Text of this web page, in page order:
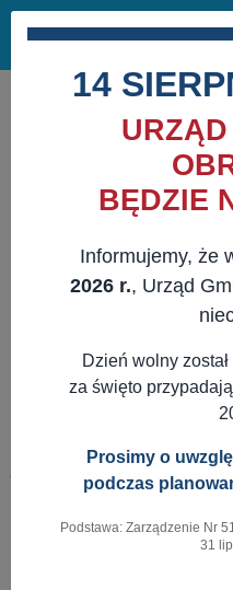
Masz pytania? 29
WWW.OBRYTE.PL
Pokaż menu
14
BĘDZIE
Informujemy, że
2026 r., Urząd
Dzień wolny
za święto
Prosimy o
podczas
Podstawa: Zarządzenie Nr
31